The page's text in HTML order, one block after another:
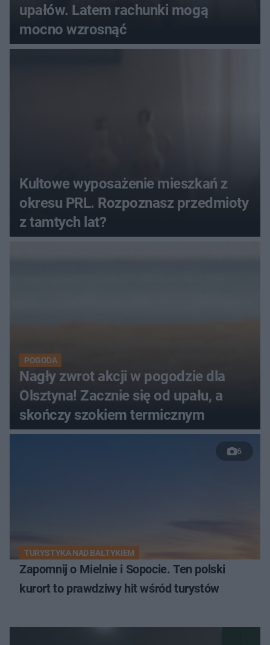
upałów. Latem rachunki mogą
mocno wzrosnąć
Kultowe wyposażenie mieszkań z
okresu PRL. Rozpoznasz przedmioty
z tamtych lat?
POGODA
Nagły zwrot akcji w pogodzie dla
Olsztyna! Zacznie się od upału, a
skończy szokiem termicznym
6
TURYSTYKA NAD BAŁTYKIEM
Zapomnij o Mielnie i Sopocie. Ten polski
kurort to prawdziwy hit wśród turystów